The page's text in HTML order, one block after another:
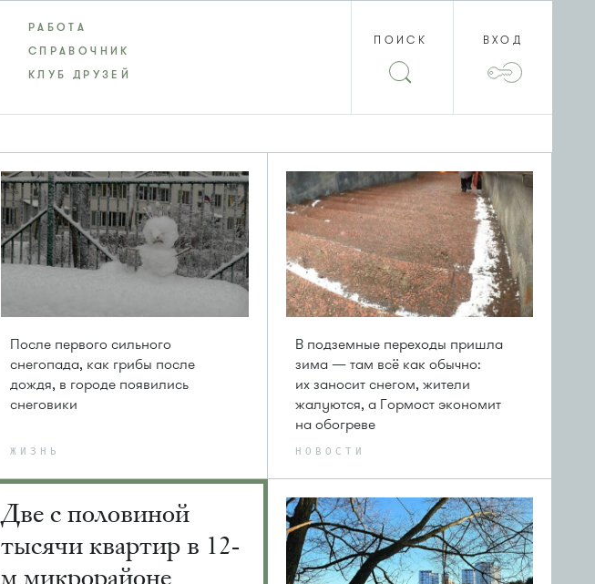
РАБОТА
СПРАВОЧНИК
КЛУБ ДРУЗЕЙ
ПОИСК ВХОД
После первого сильного
снегопада, как грибы после
дождя, в городе появились
снеговики
ЖИЗНЬ
В подземные переходы пришла
зима — там всё как обычно:
их заносит снегом, жители
жалуются, а Гормост экономит
на обогреве
НОВОСТИ
Две с половиной
тысячи квартир в 12-
м микрорайоне